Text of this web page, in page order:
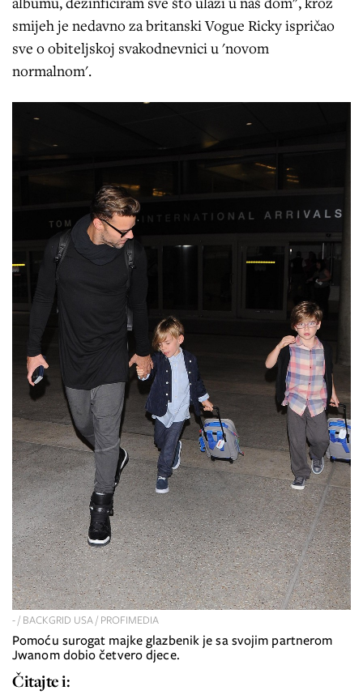
smijeh je nedavno za britanski Vogue Ricky ispričao
sve o obiteljskoj svakodnevnici u 'novom
normalnom'.
- / BACKGRID USA / PROFIMEDIA
Pomoću surogat majke glazbenik je sa svojim partnerom
Jwanom dobio četvero djece.
Čitajte i: